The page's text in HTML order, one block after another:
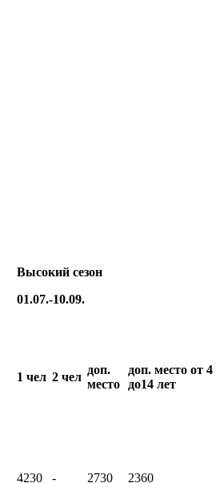
Высокий сезон
01.07.-10.09.
1 чел 2 чел
доп.
место
доп. место от 4
до14 лет
4230 - 2730 2360